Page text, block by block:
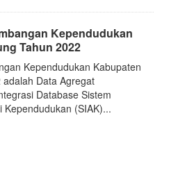
Kependudukan
Tahun 2022
Kependudukan Kabupaten
Data Agregat
Database Sistem
Kependudukan (SIAK)...